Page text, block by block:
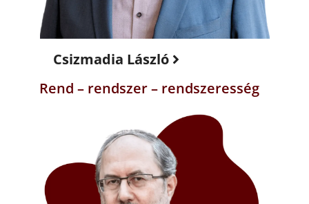
Csizmadia László
Rend – rendszer – rendszeresség